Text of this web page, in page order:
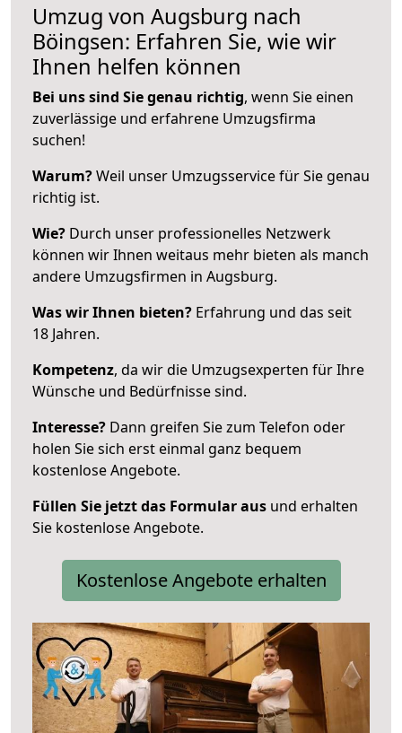
Umzug von Augsburg nach
Böingsen: Erfahren Sie, wie wir
Ihnen helfen können
Bei uns sind Sie genau richtig, wenn Sie einen
zuverlässige und erfahrene Umzugsfirma
suchen!
Warum?Weil unser Umzugsservice für Sie genau
richtig ist.
Wie? Durch unser professionelles Netzwerk
können wir Ihnen weitaus mehr bieten als manch
andere Umzugsfirmen in Augsburg.
Was wir Ihnen bieten? Erfahrung und das seit
18 Jahren.
Kompetenz, da wir die Umzugsexperten für Ihre
Wünsche und Bedürfnisse sind.
Interesse? Dann greifen Sie zum Telefon oder
holen Sie sich erst einmal ganz bequem
kostenlose Angebote.
Füllen Sie jetzt das Formular aus und erhalten
Sie kostenlose Angebote.
Kostenlose Angebote erhalten